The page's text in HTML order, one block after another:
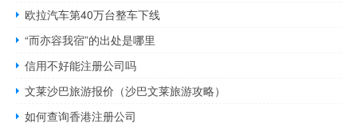
欧拉汽车第40万台整车下线
“而亦容我宿”的出处是哪里
信用不好能注册公司吗
文莱沙巴旅游报价（沙巴文莱旅游攻略）
如何查询香港注册公司